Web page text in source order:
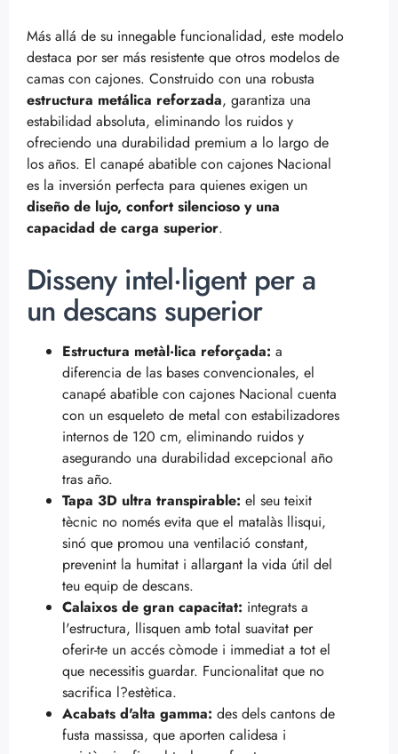
Más allá de su innegable funcionalidad, este modelo
destaca por ser más resistente que otros modelos de
camas con cajones. Construido con una robusta
estructura metálica reforzada, garantiza una
estabilidad absoluta, eliminando los ruidos y
ofreciendo una durabilidad premium a lo largo de
los años. El canapé abatible con cajones Nacional
es la inversión perfecta para quienes exigen un
diseño de lujo, confort silencioso y una
capacidad de carga superior.
Disseny intel·ligent per a
un descans superior
Estructura metàl·lica reforçada: a
diferencia de las bases convencionales, el
canapé abatible con cajones Nacional cuenta
con un esqueleto de metal con estabilizadores
internos de 120 cm, eliminando ruidos y
asegurando una durabilidad excepcional año
tras año.
Tapa 3D ultra transpirable: el seu teixit
tècnic no només evita que el matalàs llisqui,
sinó que promou una ventilació constant,
prevenint la humitat i allargant la vida útil del
teu equip de descans.
Calaixos de gran capacitat: integrats a
l'estructura, llisquen amb total suavitat per
oferir-te un accés còmode i immediat a tot el
que necessitis guardar. Funcionalitat que no
sacrifica l?estètica.
Acabats d'alta gamma: des dels cantons de
fusta massissa, que aporten calidesa i